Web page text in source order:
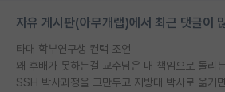
자유 게시판(아무개랩)에서 최근 댓글이
타대 학부연구생 컨택 조언